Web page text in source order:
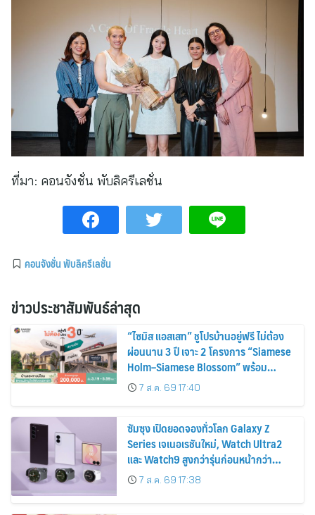
ที่มา: คอนจังชั่น พับลิครีเลชั่น
คอนจังชั่น พับลิครีเลชั่น
ข่าวประชาสัมพันธ์ล่าสุด
“ไซมิส แอสเสท” ชูโปรบ้านอยู่ฟรี ไม่ต้อง
ผ่อนนาน 3 ปี เจาะ 2 โครงการ “Siamese
Holm–Siamese Blossom” พร้อม
ส่วนลดและสิทธิพิเศษถึง 31 สิงหาคม
2569
7 ส.ค. 69 17:40
ซัมซุง เปิดยอดจองทั่วโลก Galaxy Z
Series เจเนอเรชันใหม่, Watch Ultra2
และ Watch9 สูงกว่ารุ่นก่อนหน้ากว่า
30%7 ส.ค. 69 17:38